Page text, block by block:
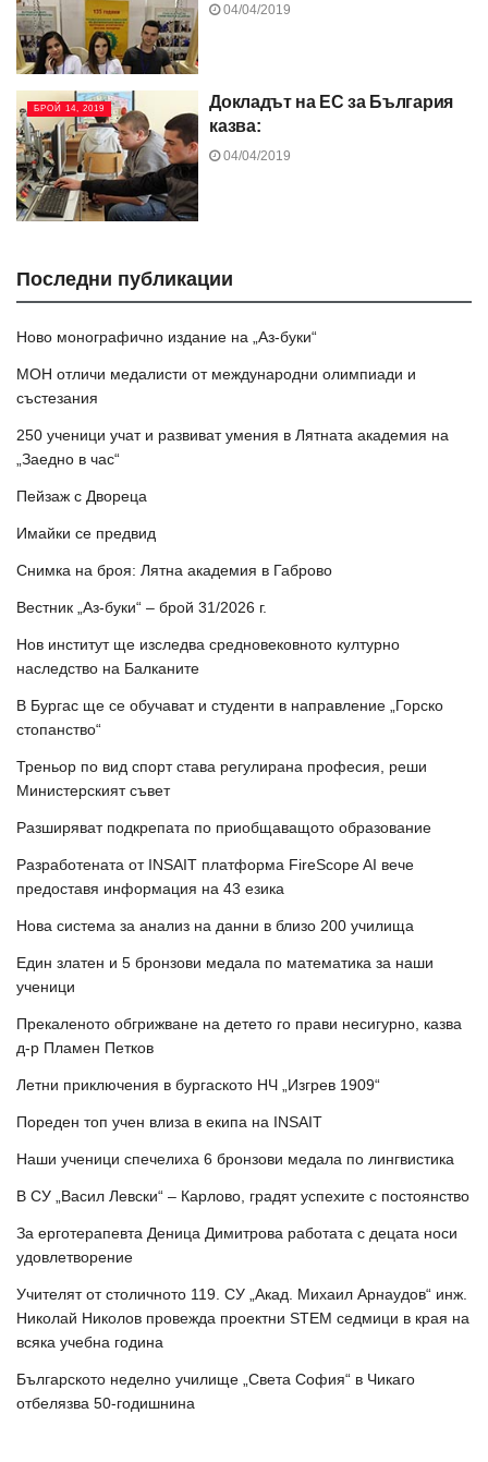
04/04/2019
БРОЙ 14, 2019
Докладът на ЕС за България
казва:
04/04/2019
Последни публикации
Ново монографично издание на „Аз-буки“
МОН отличи медалисти от международни олимпиади и
състезания
250 ученици учат и развиват умения в Лятната академия на
„Заедно в час“
Пейзаж с Двореца
Имайки се предвид
Снимка на броя: Лятна академия в Габрово
Вестник „Аз-буки“ – брой 31/2026 г.
Нов институт ще изследва средновековното културно
наследство на Балканите
В Бургас ще се обучават и студенти в направление „Горско
стопанство“
Треньор по вид спорт става регулирана професия, реши
Министерският съвет
Разширяват подкрепата по приобщаващото образование
Разработената от INSAIT платформа FireScope AI вече
предоставя информация на 43 езика
Нова система за анализ на данни в близо 200 училища
Един златен и 5 бронзови медала по математика за наши
ученици
Прекаленото обгрижване на детето го прави несигурно, казва
д-р Пламен Петков
Летни приключения в бургаското НЧ „Изгрев 1909“
Пореден топ учен влиза в екипа на INSAIT
Наши ученици спечелиха 6 бронзови медала по лингвистика
В СУ „Васил Левски“ – Карлово, градят успехите с постоянство
За ерготерапевта Деница Димитрова работата с децата носи
удовлетворение
Учителят от столичното 119. СУ „Акад. Михаил Арнаудов“ инж.
Николай Николов провежда проектни STEM седмици в края на
всяка учебна година
Българското неделно училище „Света София“ в Чикаго
отбелязва 50-годишнина